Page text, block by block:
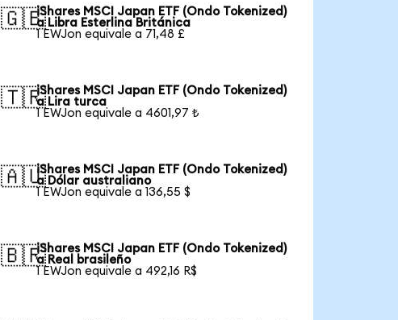
🇬🇧iShares MSCI Japan ETF (Ondo Tokenized)
a Libra Esterlina Británica
1 EWJon equivale a 71,48 £
🇹🇷iShares MSCI Japan ETF (Ondo Tokenized)
a Lira turca
1 EWJon equivale a 4601,97 ₺
🇦🇺iShares MSCI Japan ETF (Ondo Tokenized)
a Dólar australiano
1 EWJon equivale a 136,55 $
🇧🇷iShares MSCI Japan ETF (Ondo Tokenized)
a Real brasileño
1 EWJon equivale a 492,16 R$